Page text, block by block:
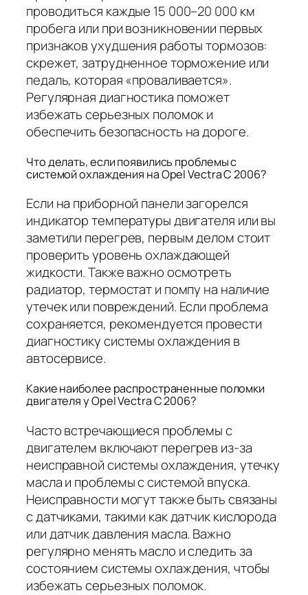
проводиться каждые 15 000–20 000 км
пробега или при возникновении первых
признаков ухудшения работы тормозов:
скрежет, затрудненное торможение или
педаль, которая «проваливается».
Регулярная диагностика поможет
избежать серьезных поломок и
обеспечить безопасность на дороге.
Что делать, если появились проблемы с
системой охлаждения на Opel Vectra C 2006?
Если на приборной панели загорелся
индикатор температуры двигателя или вы
заметили перегрев, первым делом стоит
проверить уровень охлаждающей
жидкости. Также важно осмотреть
радиатор, термостат и помпу на наличие
утечек или повреждений. Если проблема
сохраняется, рекомендуется провести
диагностику системы охлаждения в
автосервисе.
Какие наиболее распространенные поломки
двигателя у Opel Vectra C 2006?
Часто встречающиеся проблемы с
двигателем включают перегрев из-за
неисправной системы охлаждения, утечку
масла и проблемы с системой впуска.
Неисправности могут также быть связаны
с датчиками, такими как датчик кислорода
или датчик давления масла. Важно
регулярно менять масло и следить за
состоянием системы охлаждения, чтобы
избежать серьезных поломок.